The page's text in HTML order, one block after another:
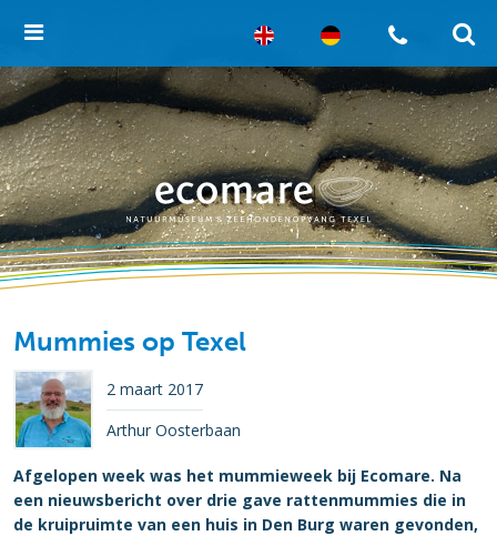
Mummies op Texel
2 maart 2017
Arthur Oosterbaan
Afgelopen week was het mummieweek bij Ecomare. Na
een nieuwsbericht over drie gave rattenmummies die in
de kruipruimte van een huis in Den Burg waren gevonden,